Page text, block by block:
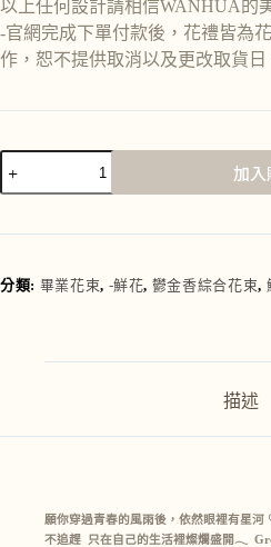
以上任何設計請相信WANHUA的
-官網完成下單付款後，花禮皆為
作，恕不提供取消以及更改取貨日
加
r
分類: 畢業花束, -鮮花, 鬱金香綜合花束,
描述
願你穿過青春的風雨後，依然眼裡有星河
不追趕 只在自己的生活裡燦爛盛開𓂃